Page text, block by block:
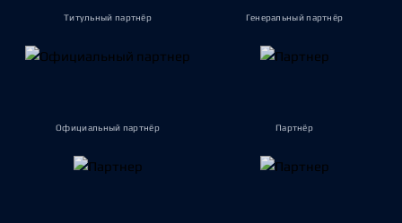
Титульный партнёр Генеральный партнёр
Официальный партнёр Партнёр